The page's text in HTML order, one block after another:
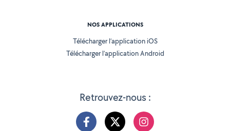
Retrouvez-nous :
NOS APPLICATIONS
Télécharger l’application iOS
Télécharger l’application Android